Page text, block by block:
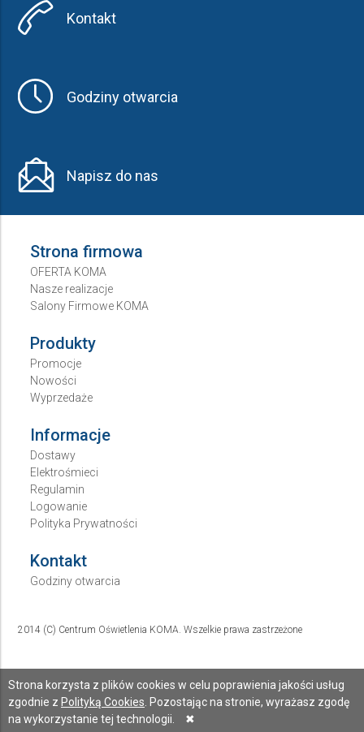
Strona korzysta z plików cookies w celu poprawienia jakości usług
zgodnie z Polityką Cookies . Pozostając na stronie, wyrażasz zgodę
na wykorzystanie tej technologii.
✖
Kontakt
Godziny otwarcia
Napisz do nas
Strona firmowa
OFERTA KOMA
Nasze realizacje
Salony Firmowe KOMA
Produkty
Promocje
Nowości
Wyprzedaże
Informacje
Dostawy
Elektrośmieci
Regulamin
Logowanie
Polityka Prywatności
Kontakt
Godziny otwarcia
2014 (C) Centrum Oświetlenia KOMA. Wszelkie prawa zastrzeżone